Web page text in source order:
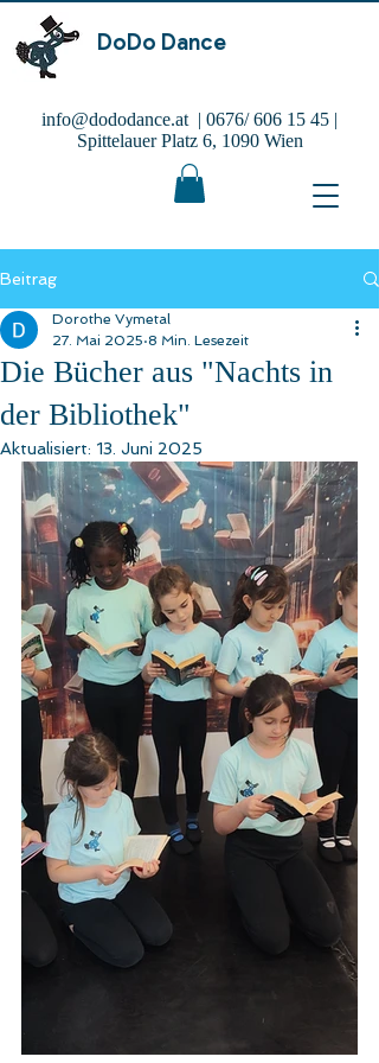
DoDo Dance
info@dododance.at | 0676/606 15 45 |
Spittelauer Platz 6, 1090 Wien
Beitrag
Die Bücher aus "Nachts in
der Bibliothek"
Dorothe Vymetal
27. Mai 2025 8 Min. Lesezeit
Aktualisiert: 13. Juni 2025